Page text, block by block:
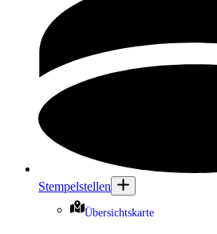
Stempelstellen
Übersichtskarte